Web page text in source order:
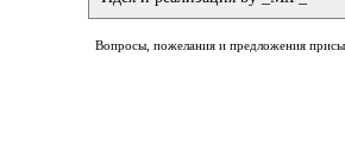
Вопросы, пожелания и предложения